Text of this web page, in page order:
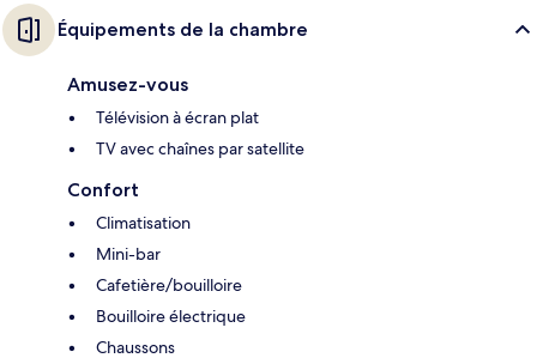
Équipements de la chambre
Amusez-vous
Télévision à écran plat
TV avec chaînes par satellite
Confort
Climatisation
Mini-bar
Cafetière/bouilloire
Bouilloire électrique
Chaussons